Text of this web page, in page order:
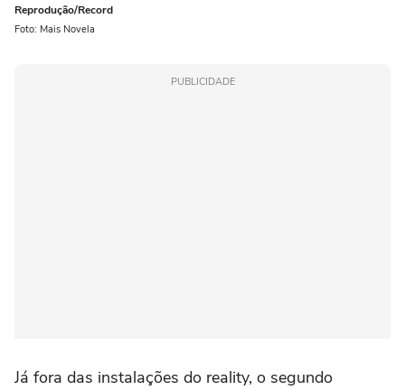
Reprodução/Record
Foto: Mais Novela
PUBLICIDADE
Já fora das instalações do reality, o segundo